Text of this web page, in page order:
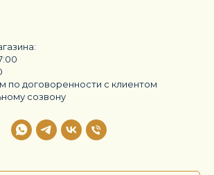
по договоренности с клиентом
созвону